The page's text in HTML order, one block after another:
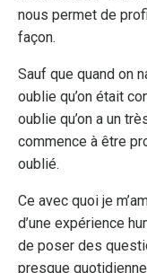
nous permet de
façon.
Sauf que quand on
oublie qu’on était
oublie qu’on a un
commence à être
oublié.
Ce avec quoi je
d’une expérience
de poser des
presque